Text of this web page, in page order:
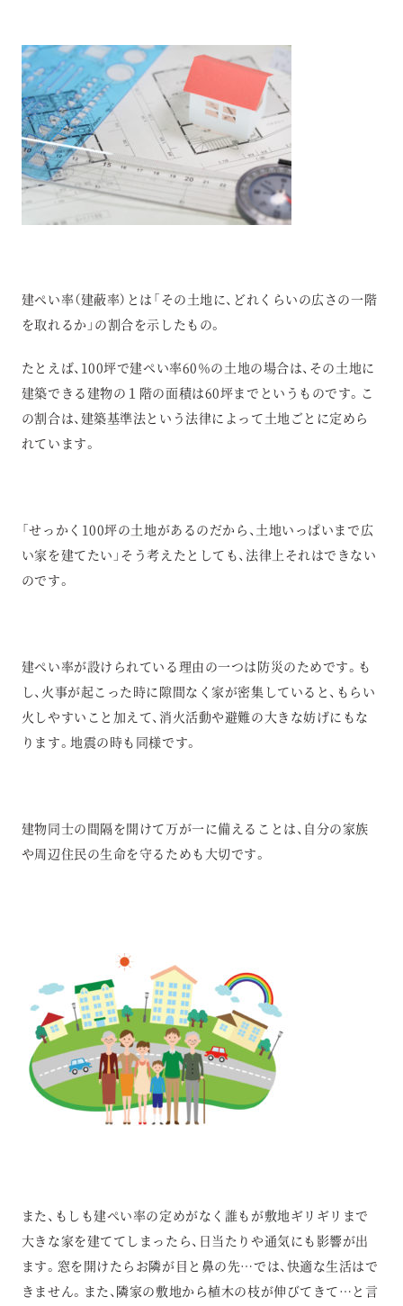
建ぺい率（建蔽率）とは「その土地に、どれくらいの広さの一階
を取れるか」の割合を示したもの。
たとえば、100坪で建ぺい率60％の土地の場合は、その土地に
建築できる建物の１階の面積は60坪までというものです。こ
の割合は、建築基準法という法律によって土地ごとに定めら
れています。
「せっかく100坪の土地があるのだから、土地いっぱいまで広
い家を建てたい」そう考えたとしても、法律上それはできない
のです。
建ぺい率が設けられている理由の一つは防災のためです。も
し、火事が起こった時に隙間なく家が密集していると、もらい
火しやすいこと加えて、消火活動や避難の大きな妨げにもな
ります。地震の時も同様です。
建物同士の間隔を開けて万が一に備えることは、自分の家族
や周辺住民の生命を守るためも大切です。
また、もしも建ぺい率の定めがなく誰もが敷地ギリギリまで
大きな家を建ててしまったら、日当たりや通気にも影響が出
ます。窓を開けたらお隣が目と鼻の先…では、快適な生活はで
きません。また、隣家の敷地から植木の枝が伸びてきて…と言